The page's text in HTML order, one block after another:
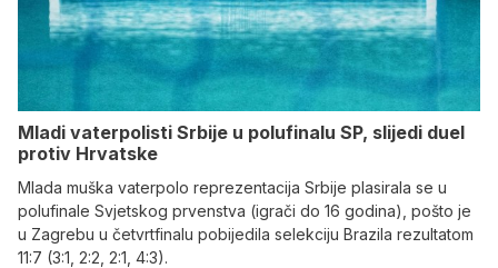
Mladi vaterpolisti Srbije u polufinalu SP, slijedi duel
protiv Hrvatske
Mlada muška vaterpolo reprezentacija Srbije plasirala se u
polufinale Svjetskog prvenstva (igrači do 16 godina), pošto je
u Zagrebu u četvrtfinalu pobijedila selekciju Brazila rezultatom
11:7 (3:1, 2:2, 2:1, 4:3).